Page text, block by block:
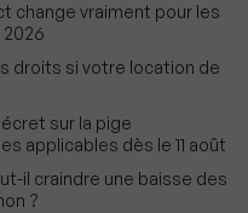
change vraiment pour les
droits si votre location de
sur la pige
applicables dès le 11 août
il craindre une baisse des
?